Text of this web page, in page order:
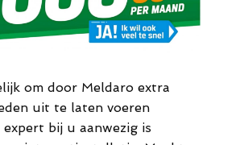
om door Meldaro extra
uit te laten voeren
expert bij u aanwezig is